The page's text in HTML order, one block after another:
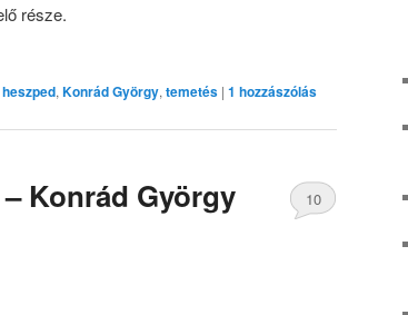
része.
heszped, Konrád György, temetés | 1 hozzászólás
Konrád György
10